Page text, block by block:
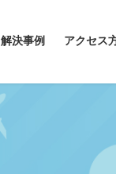
解決事例 アクセス